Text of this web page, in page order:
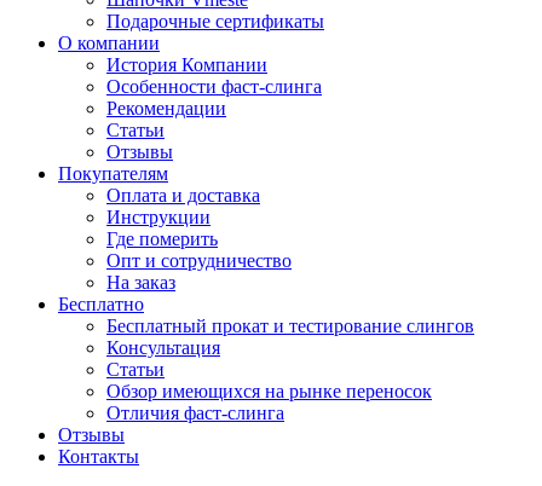
Подарочные сертификаты
О компании
История Компании
Особенности фаст-слинга
Рекомендации
Статьи
Отзывы
Покупателям
Оплата и доставка
Инструкции
Где померить
Опт и сотрудничество
На заказ
Бесплатно
Бесплатный прокат и тестирование слингов
Консультация
Статьи
Обзор имеющихся на рынке переносок
Отличия фаст-слинга
Отзывы
Контакты